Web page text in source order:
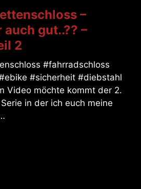
–
gut..?? –
2
#fahrradschloss
#sicherheit #diebstahl
Video möchte kommt der 2.
in der ich euch meine